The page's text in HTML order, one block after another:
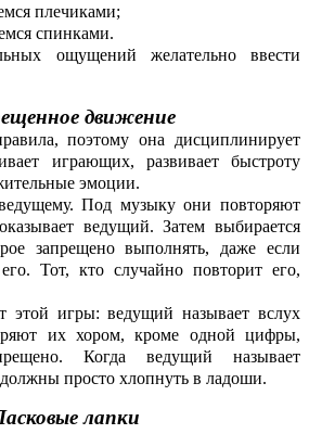
плечиками;
спинками.
ощущений желательно ввести
движение
поэтому она дисциплинирует
играющих, развивает быстроту
эмоции.
Под музыку они повторяют
ведущий. Затем выбирается
запрещено выполнять, даже если
Тот, кто случайно повторит его,
этой игры: ведущий называет вслух
их хором, кроме одной цифры,
Когда ведущий называет
просто хлопнуть в ладоши.
лапки